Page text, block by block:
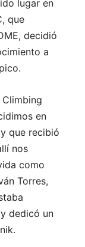
lugar en
que
decidió
a
en
que recibió
nos
como
Torres,
dedicó un